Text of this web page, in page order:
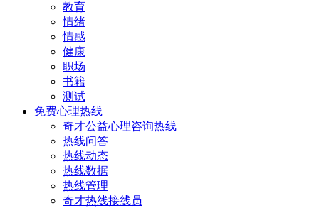
教育
情绪
情感
健康
职场
书籍
测试
免费心理热线
奇才公益心理咨询热线
热线问答
热线动态
热线数据
热线管理
奇才热线接线员